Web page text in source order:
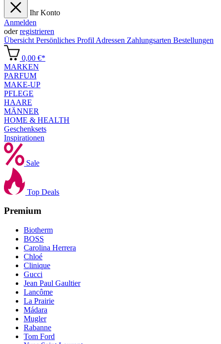
Ihr Konto
Anmelden
oderregistrieren
Übersicht Persönliches Profil Adressen Zahlungsarten Bestellungen
0,00 €*
MARKEN
PARFUM
MAKE-UP
PFLEGE
HAARE
MÄNNER
HOME & HEALTH
Geschenksets
Inspirationen
Sale
Top Deals
Premium
Biotherm
BOSS
Carolina Herrera
Chloé
Clinique
Gucci
Jean Paul Gaultier
Lancôme
La Prairie
Mádara
Mugler
Rabanne
Tom Ford